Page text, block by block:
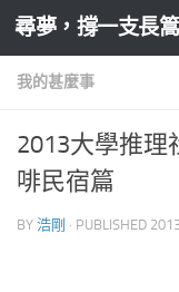
Skip to content
尋夢，撐一支長篙
我的甚麼事
2013大學推理
啡民宿篇
BY 浩剛 · PUBLISHED